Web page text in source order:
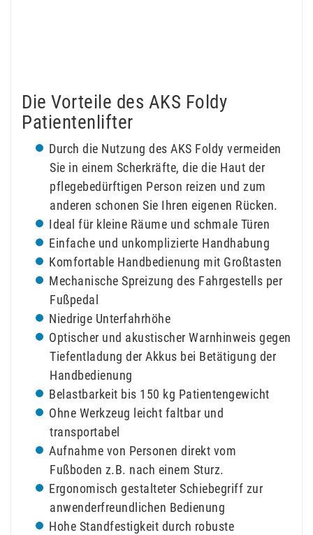
Die Vorteile des AKS Foldy
Patientenlifter
Durch die Nutzung des AKS Foldy vermeiden
Sie in einem Scherkräfte, die die Haut der
pflegebedürftigen Person reizen und zum
anderen schonen Sie Ihren eigenen Rücken.
Ideal für kleine Räume und schmale Türen
Einfache und unkomplizierte Handhabung
Komfortable Handbedienung mit Großtasten
Mechanische Spreizung des Fahrgestells per
Fußpedal
Niedrige Unterfahrhöhe
Optischer und akustischer Warnhinweis gegen
Tiefentladung der Akkus bei Betätigung der
Handbedienung
Belastbarkeit bis 150 kg Patientengewicht
Ohne Werkzeug leicht faltbar und
transportabel
Aufnahme von Personen direkt vom
Fußboden z.B. nach einem Sturz.
Ergonomisch gestalteter Schiebegriff zur
anwenderfreundlichen Bedienung
Hohe Standfestigkeit durch robuste